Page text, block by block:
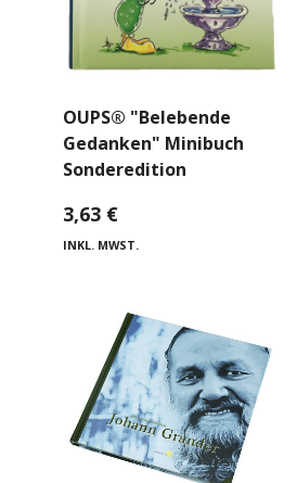
OUPS® "Belebende
Gedanken" Minibuch
Sonderedition
3,63 €
INKL. MWST.